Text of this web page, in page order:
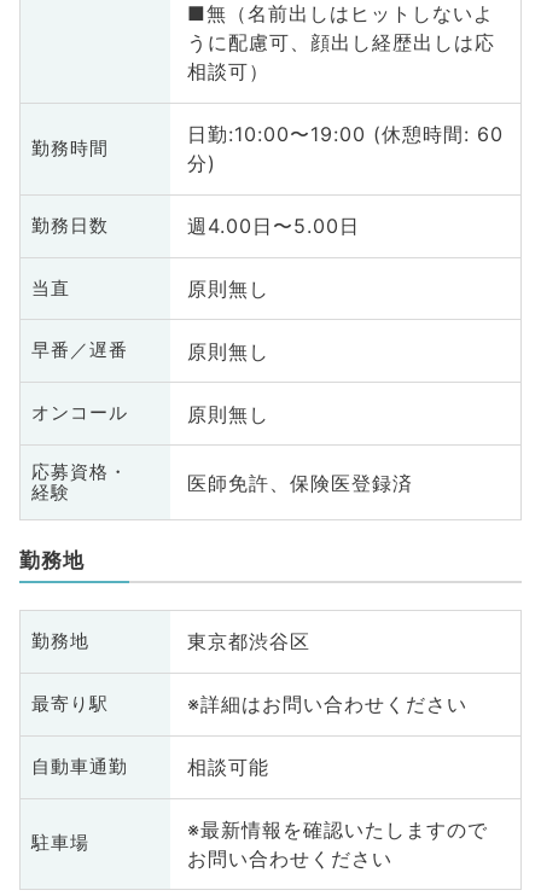
■無（名前出しはヒットしないよ
うに配慮可、顔出し経歴出しは応
相談可）
勤務時間
日勤:10:00〜19:00 (休憩時間: 60
分)
勤務日数 週4.00日〜5.00日
当直 原則無し
早番／遅番 原則無し
オンコール 原則無し
応募資格・
経験
医師免許、保険医登録済
勤務地
勤務地 東京都渋谷区
最寄り駅 ※詳細はお問い合わせください
自動車通勤 相談可能
駐車場
※最新情報を確認いたしますので
お問い合わせください